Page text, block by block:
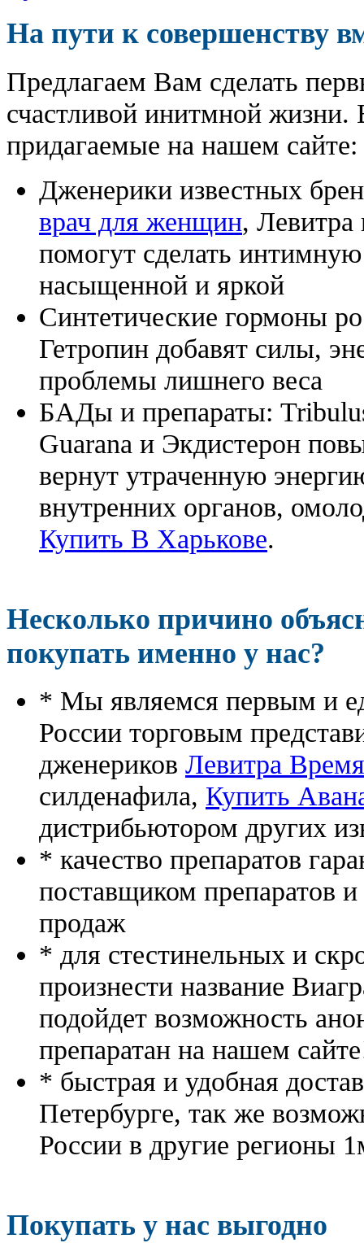
На пути к совершенству
Предлагаем Вам сделать
счастливой инитмной жизни.
придагаемые на нашем сайте:
Дженерики известных
врач для женщин,
помогут сделать
насыщенной и яркой
Синтетические гормоны
Гетропин добавят силы,
проблемы лишнего веса
БАДы и препараты:
Guarana и Экдистерон
вернут утраченную
внутренних органов,
Купить В Харькове.
Несколько причино
покупать именно у нас?
* Мы являемся первым и
России торговым
дженериков Левитра
силденафила, Купить
дистрибьютором других
* качество препаратов
поставщиком препаратов
продаж
* для стестинельных и
произнести название
подойдет возможность
препаратан на нашем
* быстрая и удобная
Петербурге, так же
России в другие регионы
Покупать у нас выгодно